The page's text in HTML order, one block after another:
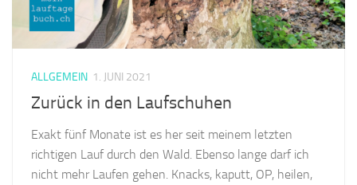
ALLGEMEIN 1. JUNI 2021
Zurück in den Laufschuhen
Exakt fünf Monate ist es her seit meinem letzten
richtigen Lauf durch den Wald. Ebenso lange darf ich
nicht mehr Laufen gehen. Knacks, kaputt, OP, heilen,